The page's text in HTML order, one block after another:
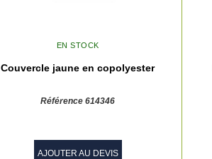
EN STOCK
Couvercle jaune en copolyester
Référence 614346
AJOUTER AU DEVIS